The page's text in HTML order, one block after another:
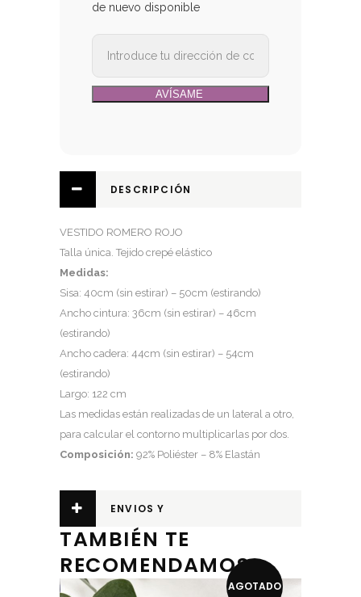
de nuevo disponible
DESCRIPCIÓN
VESTIDO ROMERO ROJO
Talla única. Tejido crepé elástico
Medidas:
Sisa: 40cm (sin estirar) – 50cm (estirando)
Ancho cintura: 36cm (sin estirar) – 46cm
(estirando)
Ancho cadera: 44cm (sin estirar) – 54cm
(estirando)
Largo: 122 cm
Las medidas están realizadas de un lateral a otro,
para calcular el contorno multiplicarlas por dos.
Composición: 92% Poliéster – 8% Elastán
ENVIOS Y
DEVOLUCIONES
TAMBIÉN TE
RECOMENDAMOS…
AGOTADO